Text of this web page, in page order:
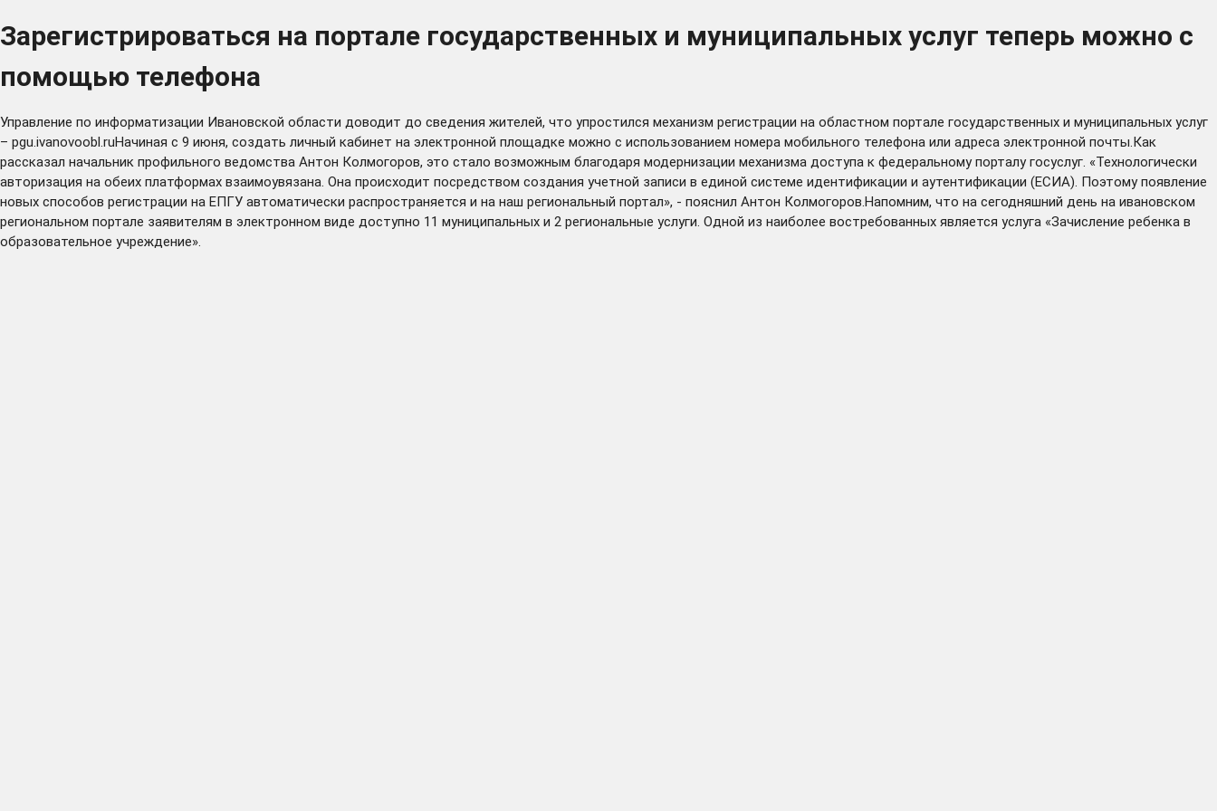
Зарегистрироваться на портале государственных и муниципальных услуг теперь можно с
помощью телефона
Управление по информатизации Ивановской области доводит до сведения жителей, что упростился механизм регистрации на областном портале государственных и муниципальных услуг
– pgu.ivanovoobl.ruНачиная с 9 июня, создать личный кабинет на электронной площадке можно с использованием номера мобильного телефона или адреса электронной почты.Как
рассказал начальник профильного ведомства Антон Колмогоров, это стало возможным благодаря модернизации механизма доступа к федеральному порталу госуслуг. «Технологически
авторизация на обеих платформах взаимоувязана. Она происходит посредством создания учетной записи в единой системе идентификации и аутентификации (ЕСИА). Поэтому появление
новых способов регистрации на ЕПГУ автоматически распространяется и на наш региональный портал», - пояснил Антон Колмогоров.Напомним, что на сегодняшний день на ивановском
региональном портале заявителям в электронном виде доступно 11 муниципальных и 2 региональные услуги. Одной из наиболее востребованных является услуга «Зачисление ребенка в
образовательное учреждение».